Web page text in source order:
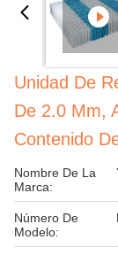
Unidad De
De 2.0 Mm,
Contenido
Nombre De La
Marca:
Número De
Modelo: